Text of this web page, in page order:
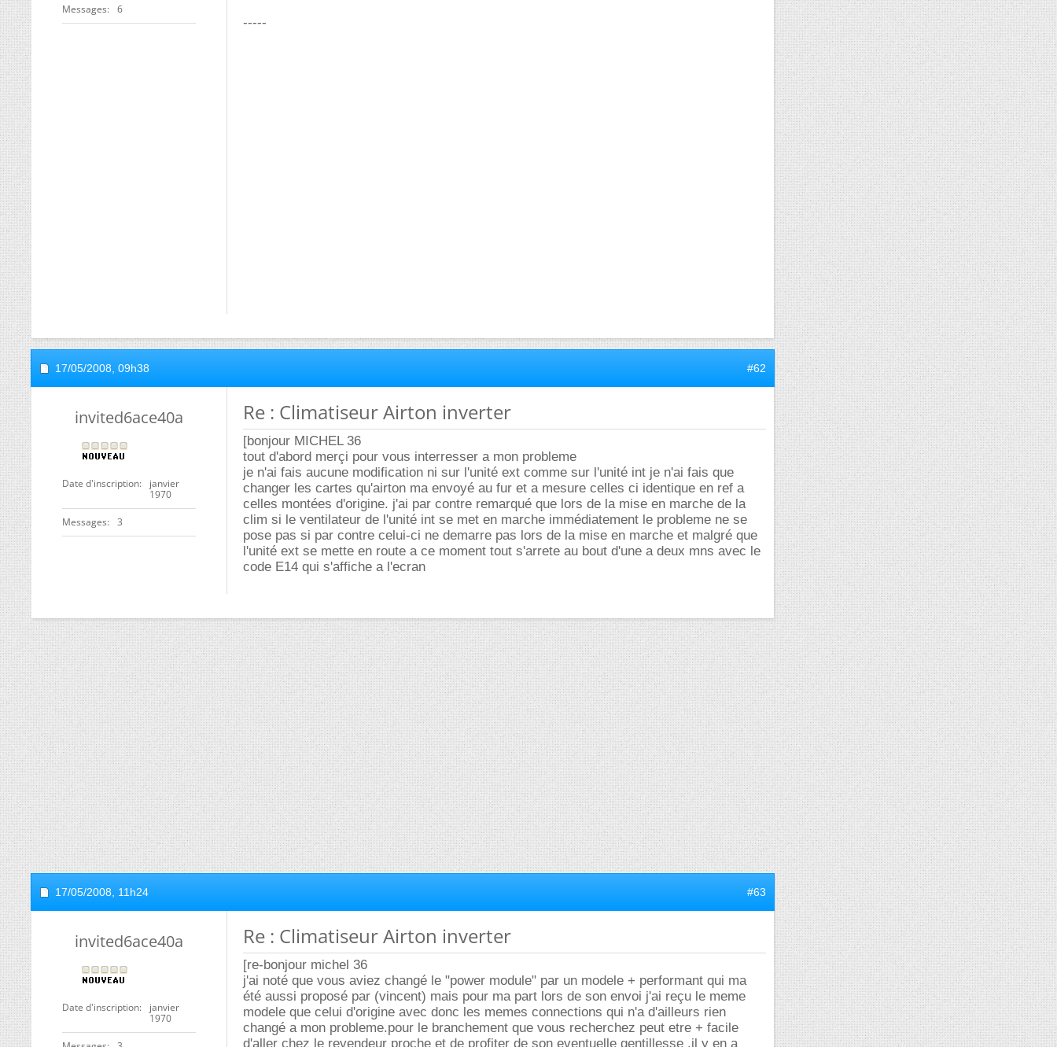
Messages 6
-----
17/05/2008, 09h38 #62
invited6ace40a
Date d'inscription
janvier
1970
Messages 3
Re : Climatiseur Airton inverter
[bonjour MICHEL 36
tout d'abord merçi pour vous interresser a mon probleme
je n'ai fais aucune modification ni sur l'unité ext comme sur l'unité int je n'ai fais que
changer les cartes qu'airton ma envoyé au fur et a mesure celles ci identique en ref a
celles montées d'origine. j'ai par contre remarqué que lors de la mise en marche de la
clim si le ventilateur de l'unité int se met en marche immédiatement le probleme ne se
pose pas si par contre celui-ci ne demarre pas lors de la mise en marche et malgré que
l'unité ext se mette en route a ce moment tout s'arrete au bout d'une a deux mns avec le
code E14 qui s'affiche a l'ecran
17/05/2008, 11h24 #63
invited6ace40a
Date d'inscription
janvier
1970
Re : Climatiseur Airton inverter
[re-bonjour michel 36
j'ai noté que vous aviez changé le "power module" par un modele + performant qui ma
été aussi proposé par (vincent) mais pour ma part lors de son envoi j'ai reçu le meme
modele que celui d'origine avec donc les memes connections qui n'a d'ailleurs rien
changé a mon probleme.pour le branchement que vous recherchez peut etre + facile
d'aller chez le revendeur proche et de profiter de son eventuelle gentillesse ,il y en a